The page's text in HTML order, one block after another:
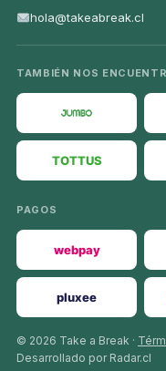
hola@takeabreak.cl
TAMBIÉN NOS
TOTTUS
PAGOS
webpay
pluxee
© 2026 Take a Break ·
Desarrollado por Radar.cl